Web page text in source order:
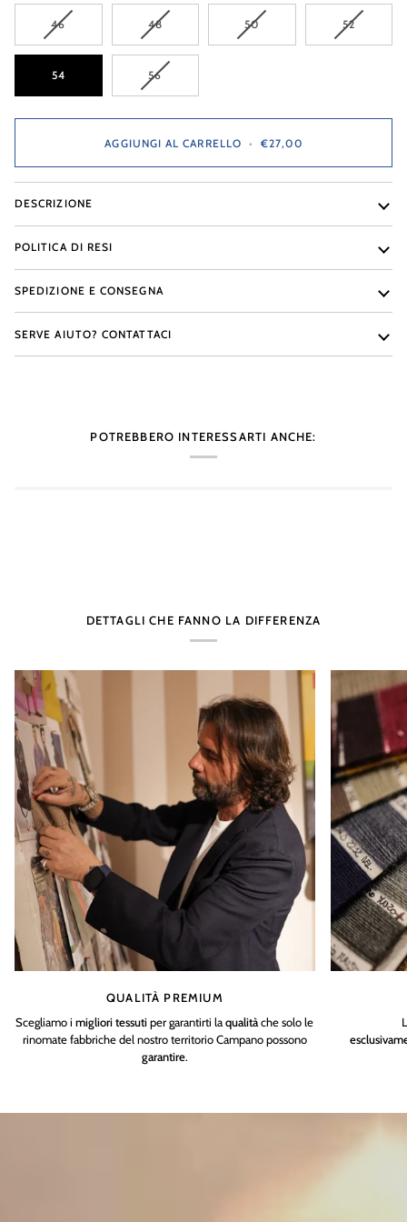
46VARIANTE
O
NON
48VARIANTE
O
NON
50VARIANTE
52VARIANTE
54 56VARIANTE
NON
DISPONIBILE
AGGIUNGI AL CARRELLO • €27,00
DESCRIZIONE
POLITICA DI RESI
SPEDIZIONE E CONSEGNA
SERVE AIUTO? CONTATTACI
POTREBBERO INTERESSARTI ANCHE:
DETTAGLI CHE FANNO LA DIFFERENZA
QUALITÀ PREMIUM
Scegliamo imigliori tessutiper garantirti laqualitàche solo le
rinomate fabbriche del nostro territorio Campano possono
garantire.